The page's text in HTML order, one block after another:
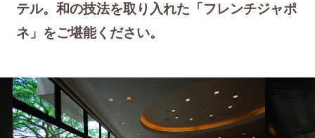
テル。和の技法を取り入れた「フレンチジャポ
ネ」をご堪能ください。